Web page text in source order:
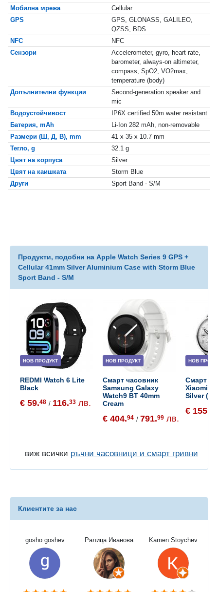
Мобилна мрежа
Cellular
GPS
GPS, GLONASS, GALILEO,
QZSS, BDS
NFC
NFC
Сензори
Accelerometer, gyro, heart rate,
barometer, always-on altimeter,
compass, SpO2, VO2max,
temperature (body)
Допълнителни функции
Second-generation speaker and
mic
Водоустойчивост
IP6X certified 50m water resistant
Батерия, mAh
Li-Ion 282 mAh, non-removable
Размери (Ш, Д, В), mm
41 x 35 x 10.7 mm
Тегло, g
32.1 g
Цвят на корпуса
Silver
Цвят на каишката
Storm Blue
Други
Sport Band - S/M
Продукти, подобни на Apple Watch Series 9 GPS +
Cellular 41mm Silver Aluminium Case with Storm Blue
Sport Band - S/M
НОВ ПРОДУКТ
REDMI Watch 6 Lite
Black
€ 59.48 / 116.33 лв.
НОВ ПРОДУКТ
Смарт часовник
Samsung Galaxy
Watch9 BT 40mm
Cream
€ 404.94 / 791.99 лв.
НОВ
Смарт
Xiaomi
Silver
€ 155.
виж всички ръчни часовници и смарт гривни
Клиентите за нас
gosho goshev Ралица Иванова Kamen Stoychev